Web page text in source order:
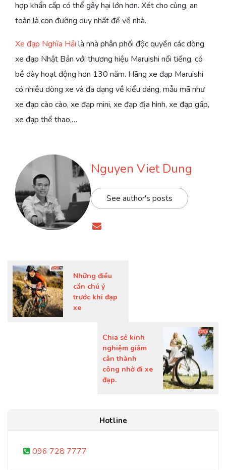
hợp khẩn cấp có thể gây hại lớn hơn. Xét cho cùng, an
toàn là con đường duy nhất để về nhà.
Xe đạp Nghĩa Hải là nhà phân phối độc quyền các dòng
xe đạp Nhật Bản với thương hiệu Maruishi nổi tiếng, có
bề dày hoạt động hơn 130 năm. Hãng xe đạp Maruishi
có nhiều dòng xe và đa dạng về kiểu dáng, mẫu mã như
xe đạp cào cào, xe đạp mini, xe đạp địa hình, xe đạp gấp,
xe đạp thể thao,…
Nguyen Viet Dung
See author's posts
Những điều
cần chú ý
trước khi đạp
xe
Chia sẻ kinh
nghiệm giảm
cân thành
công nhờ đi xe
đạp.
Hotline
096 728 7777